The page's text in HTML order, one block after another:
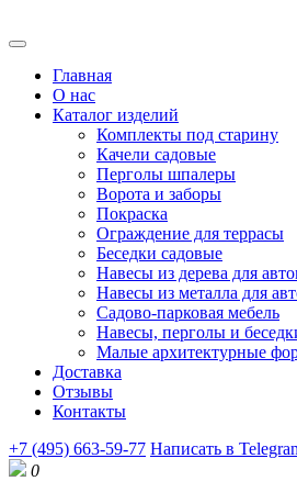
Главная
О нас
Каталог изделий
Комплекты под старину
Качели садовые
Перголы шпалеры
Ворота и заборы
Покраска
Ограждение для террасы
Беседки садовые
Навесы из дерева для
Навесы из металла для
Садово-парковая мебель
Навесы, перголы и
Малые архитектурные
Доставка
Отзывы
Контакты
+7 (495) 663-59-77 Написать в
0